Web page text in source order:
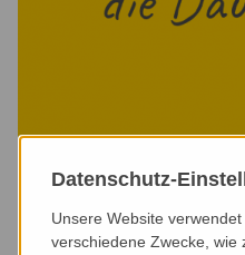
Datenschutz-
Unsere Website
verschiedene Zwecke, wie